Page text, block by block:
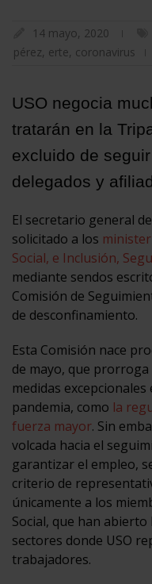
14 mayo, 2020
pérez, erte, coronavirus
USO negocia
tratarán en la
excluido de
delegados y
El secretario general
solicitado a los
Social, e Inclusión,
mediante sendos
Comisión de
de desconfinamiento.
Esta Comisión nace
de mayo, que prorroga
medidas
pandemia, como la
fuerza mayor. Sin
volcada hacia el
garantizar el empleo,
criterio de
únicamente a los
Social, que han
sectores donde USO
trabajadores.